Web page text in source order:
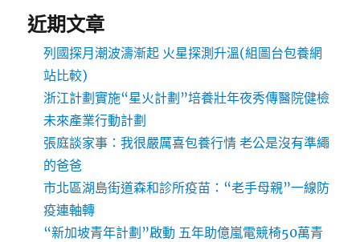
近期文章
列國探月潮波濤漸起 火星探測升溫(組圖台包養網
站比較)
浙江計劃實施“星火計劃”培養壯年夜秀傳醫院健檢
未來產業行動計劃
張庭談家事：我很嚴厲喜包養行情 老公是沒有準繩
的爸爸
市北區湖島街道森和診所疫苗：“老手母親”一線防
疫連軸轉
“新加坡青年計劃”啟動 五年助億嵐電競椅50萬青